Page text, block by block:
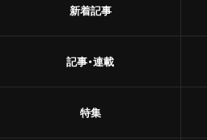
新着記事
記事・連載
特集